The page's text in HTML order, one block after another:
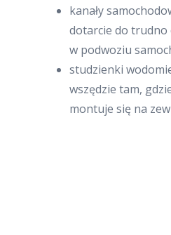
kanały
dotarcie do trudno
w podwoziu
studzienki
wszędzie tam,
montuje się na